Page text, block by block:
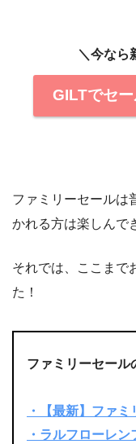
＼今なら
GILTでセー
ファミリーセールは
かれる方は楽しんで
それでは、ここまで
た！
ファミリーセール
・【最新】ファ
・ラルフローレ